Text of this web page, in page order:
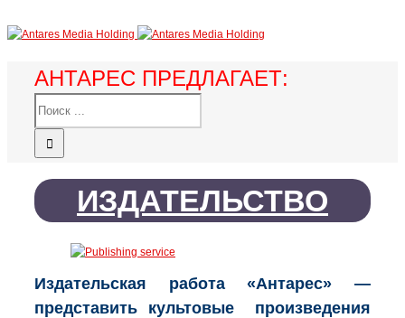
АНТАРЕС ПРЕДЛАГАЕТ:
ИЗДАТЕЛЬСТВО
Издательская работа «Антарес» —
представить культовые произведения